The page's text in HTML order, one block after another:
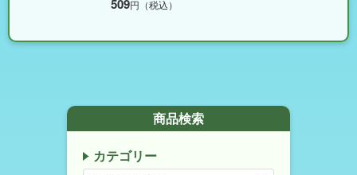
509円（税込）
商品検索
カテゴリー